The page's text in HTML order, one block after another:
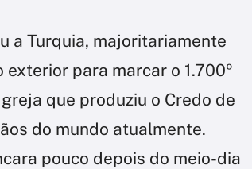
a Turquia, majoritariamente
para marcar o 1.700º
que produziu o Credo de
do mundo atualmente.
pouco depois do meio-dia